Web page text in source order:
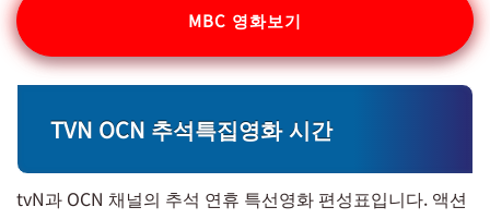
MBC 영화보기
TVN OCN 추석특집영화 시간
tvN과 OCN 채널의 추석 연휴 특선영화 편성표입니다. 액션